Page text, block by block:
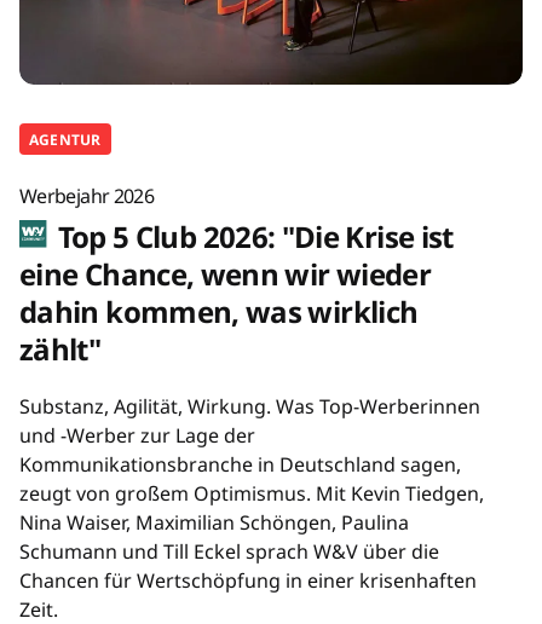
AGENTUR
Werbejahr 2026
Top 5 Club 2026: "Die Krise ist
eine Chance, wenn wir wieder
dahin kommen, was wirklich
zählt"
Substanz, Agilität, Wirkung. Was Top-Werberinnen
und -Werber zur Lage der
Kommunikationsbranche in Deutschland sagen,
zeugt von großem Optimismus. Mit Kevin Tiedgen,
Nina Waiser, Maximilian Schöngen, Paulina
Schumann und Till Eckel sprach W&V über die
Chancen für Wertschöpfung in einer krisenhaften
Zeit.